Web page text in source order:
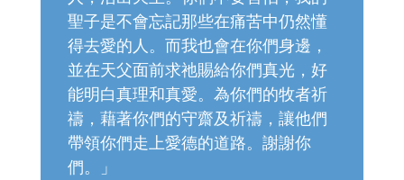
聖子是不會忘記那些在痛苦中仍然懂
得去愛的人。而我也會在你們身邊，
並在天父面前求祂賜給你們真光，好
能明白真理和真愛。為你們的牧者祈
禱，藉著你們的守齋及祈禱，讓他們
帶領你們走上愛德的道路。謝謝你
們。」